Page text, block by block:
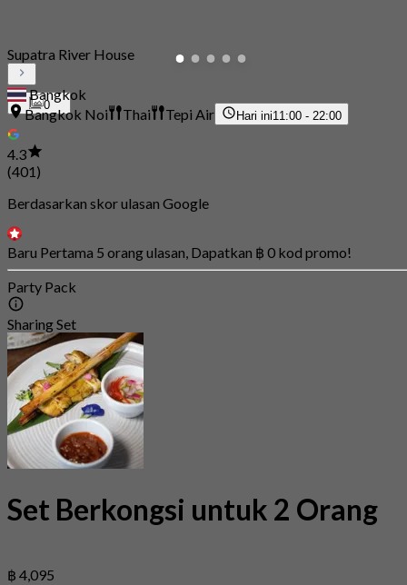
0
Supatra River House
Bangkok
Bangkok Noi
Thai Tepi Air Hari ini11:00 - 22:00
4.3
(401)
Berdasarkan skor ulasan Google
Baru Pertama 5 orang ulasan, Dapatkan ฿ 0 kod promo!
Party Pack
Sharing Set
Set Berkongsi untuk 2 Orang
฿ 4,095